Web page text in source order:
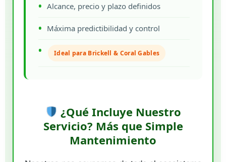
Alcance, precio y plazo definidos
Máxima predictibilidad y control
Ideal para Brickell & Coral Gables
¿Qué Incluye Nuestro
Servicio? Más que Simple
Mantenimiento